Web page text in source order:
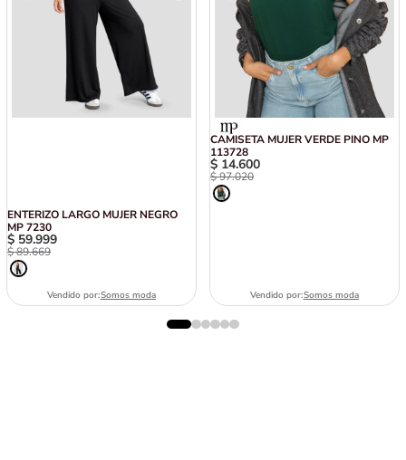
Vendido por: Somos moda
CAMISETA MUJER VERDE PINO MP
113728
$ 14.600
$97.020